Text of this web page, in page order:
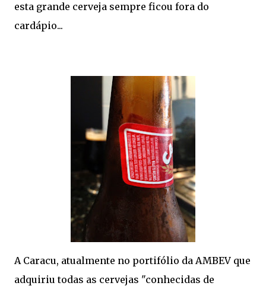
esta grande cerveja sempre ficou fora do
cardápio...
A Caracu, atualmente no portifólio da AMBEV que
adquiriu todas as cervejas "conhecidas de